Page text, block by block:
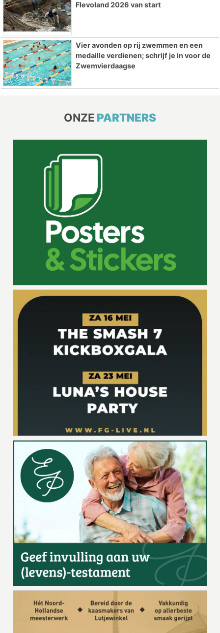
Flevoland 2026 van start
Vier avonden op rij zwemmen en een
medaille verdienen; schrijf je in voor de
Zwemvierdaagse
ONZE PARTNERS